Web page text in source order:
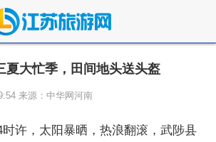
夏大忙季，田间地头送头盔
来源：中华网河南
许，太阳暴晒，热浪翻滚，武陟县